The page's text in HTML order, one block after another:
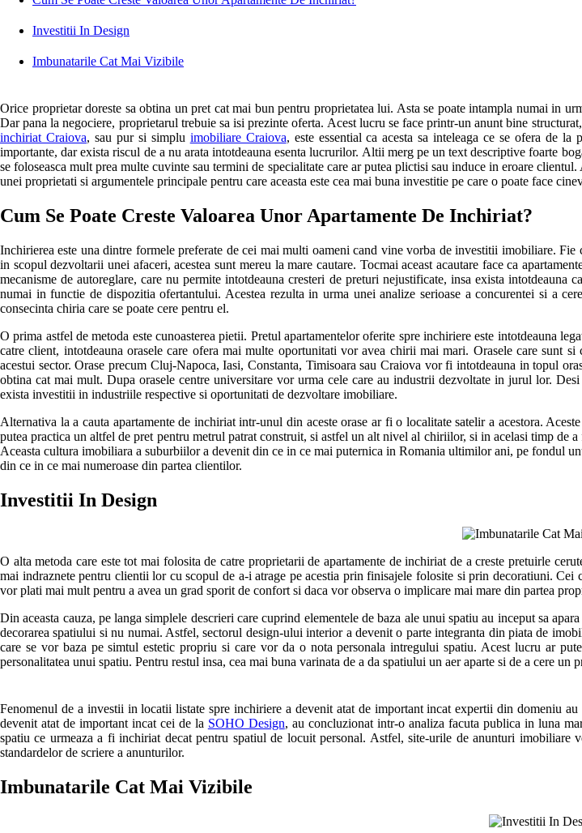
Investitii In Design
Imbunatarile Cat Mai Vizibile
Orice proprietar doreste sa obtina un pret cat mai bun pentru proprietatea lui. Asta se poate intampla numai in
Dar pana la negociere, proprietarul trebuie sa isi prezinte oferta. Acest lucru se face printr-un anunt bine
inchiriat Craiova, sau pur si simplu imobiliare Craiova, este essential ca acesta sa inteleaga ce se ofera de
importante, dar exista riscul de a nu arata intotdeauna esenta lucrurilor. Altii merg pe un text descriptive foarte
se foloseasca mult prea multe cuvinte sau termini de specialitate care ar putea plictisi sau induce in eroare
unei proprietati si argumentele principale pentru care aceasta este cea mai buna investitie pe care o poate face
Cum Se Poate Creste Valoarea Unor Apartamente De Inchiriat?
Inchirierea este una dintre formele preferate de cei mai multi oameni cand vine vorba de investitii imobiliare.
in scopul dezvoltarii unei afaceri, acestea sunt mereu la mare cautare. Tocmai aceast acautare face ca
mecanisme de autoreglare, care nu permite intotdeauna cresteri de preturi nejustificate, insa exista
numai in functie de dispozitia ofertantului. Acestea rezulta in urma unei analize serioase a concurentei si a
consecinta chiria care se poate cere pentru el.
O prima astfel de metoda este cunoasterea pietii. Pretul apartamentelor oferite spre inchiriere este intotdeauna
catre client, intotdeauna orasele care ofera mai multe oportunitati vor avea chirii mai mari. Orasele care sunt
acestui sector. Orase precum Cluj-Napoca, Iasi, Constanta, Timisoara sau Craiova vor fi intotdeauna in topul
obtina cat mai mult. Dupa orasele centre universitare vor urma cele care au industrii dezvoltate in jurul lor.
exista investitii in industriile respective si oportunitati de dezvoltare imobiliare.
Alternativa la a cauta apartamente de inchiriat intr-unul din aceste orase ar fi o localitate satelir a acestora.
putea practica un altfel de pret pentru metrul patrat construit, si astfel un alt nivel al chiriilor, si in acelasi timp de
Aceasta cultura imobiliara a suburbiilor a devenit din ce in ce mai puternica in Romania ultimilor ani, pe fondul
din ce in ce mai numeroase din partea clientilor.
Investitii In Design
O alta metoda care este tot mai folosita de catre proprietarii de apartamente de inchiriat de a creste pretuirle
mai indraznete pentru clientii lor cu scopul de a-i atrage pe acestia prin finisajele folosite si prin decoratiuni.
vor plati mai mult pentru a avea un grad sporit de confort si daca vor observa o implicare mai mare din partea
Din aceasta cauza, pe langa simplele descrieri care cuprind elementele de baza ale unui spatiu au inceput sa
decorarea spatiului si nu numai. Astfel, sectorul design-ului interior a devenit o parte integranta din piata de
care se vor baza pe simtul estetic propriu si care vor da o nota personala intregului spatiu. Acest lucru ar
personalitatea unui spatiu. Pentru restul insa, cea mai buna varinata de a da spatiului un aer aparte si de a cere
Fenomenul de a investii in locatii listate spre inchiriere a devenit atat de important incat expertii din domeniu
devenit atat de important incat cei de la SOHO Design, au concluzionat intr-o analiza facuta publica in luna
spatiu ce urmeaza a fi inchiriat decat pentru spatiul de locuit personal. Astfel, site-urile de anunturi imobiliare
standardelor de scriere a anunturilor.
Imbunatarile Cat Mai Vizibile